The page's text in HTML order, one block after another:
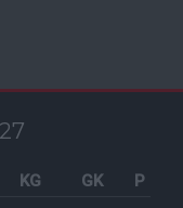
KG GK P